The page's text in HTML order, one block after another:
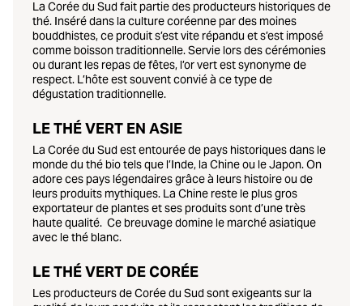
La Corée du Sud fait partie des producteurs historiques de
thé. Inséré dans la culture coréenne par des moines
bouddhistes, ce produit s’est vite répandu et s’est imposé
comme boisson traditionnelle. Servie lors des cérémonies
ou durant les repas de fêtes, l’or vert est synonyme de
respect. L’hôte est souvent convié à ce type de
dégustation traditionnelle.
LE THÉ VERT EN ASIE
La Corée du Sud est entourée de pays historiques dans le
monde du thé bio tels que l’Inde, la Chine ou le Japon. On
adore ces pays légendaires grâce à leurs histoire ou de
leurs produits mythiques. La Chine reste le plus gros
exportateur de plantes et ses produits sont d’une très
haute qualité. Ce breuvage domine le marché asiatique
avec le thé blanc.
LE THÉ VERT DE CORÉE
Les producteurs de Corée du Sud sont exigeants sur la